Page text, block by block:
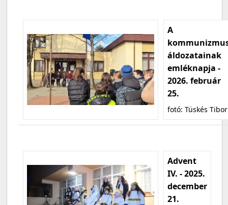
A
áldozatainak
emléknapja -
2026. február
25.
fotó: Tüskés Tibor
Advent
IV. - 2025.
december
21.